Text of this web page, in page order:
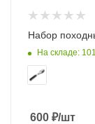
Набор
На складе:
600 ₽/шт